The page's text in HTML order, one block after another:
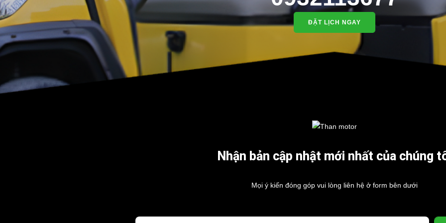
ĐẶT LỊCH NGAY
Nhận bản cập nhật mới nhất của chúng
Mọi ý kiến đóng góp vui lòng liên hệ ở form bên dưới